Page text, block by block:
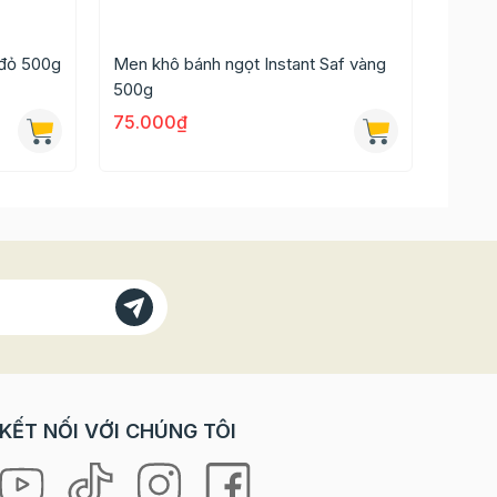
500g
Men khô bánh ngọt Instant Saf vàng
500g
75.000₫
NỐI VỚI CHÚNG TÔI